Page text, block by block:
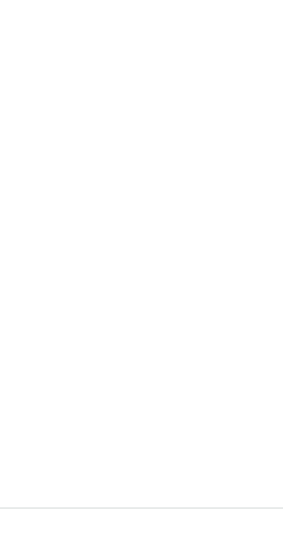
oder benutze die Schaltflächen